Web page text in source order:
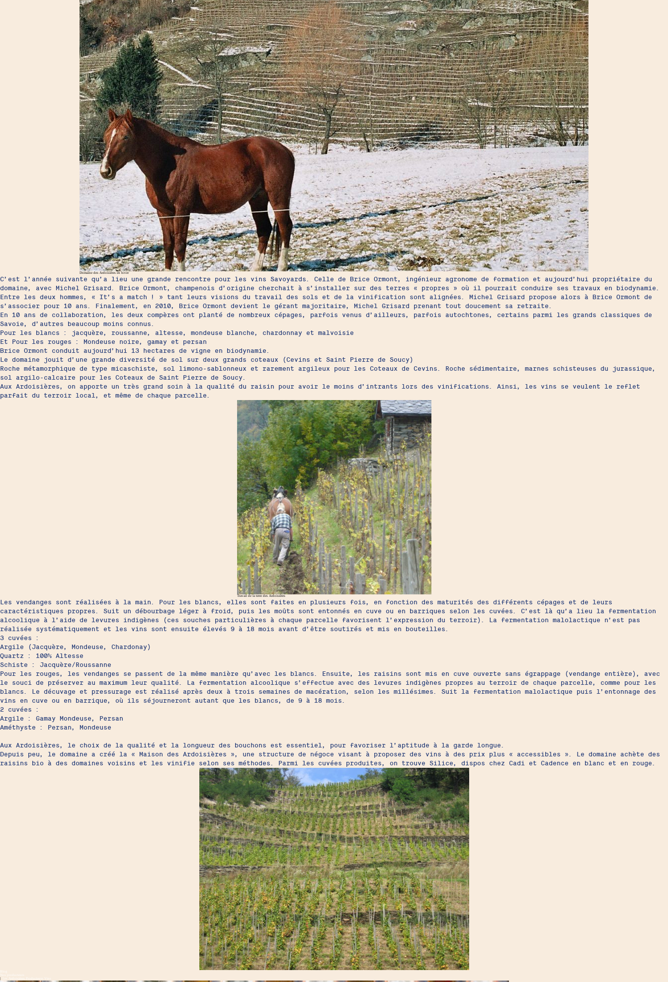
Domaine des Ardoisières en hiver
C’est l’année suivante qu’a lieu une grande rencontre pour les vins Savoyards. Celle de Brice Ormont, ingénieur agronome de formation et aujourd’hui propriétaire du
domaine, avec Michel Grisard. Brice Ormont, champenois d’origine cherchait à s’installer sur des terres « propres » où il pourrait conduire ses travaux en biodynamie.
Entre les deux hommes, « It’s a match ! » tant leurs visions du travail des sols et de la vinification sont alignées. Michel Grisard propose alors à Brice Ormont de
s’associer pour 10 ans. Finalement, en 2010, Brice Ormont devient le gérant majoritaire, Michel Grisard prenant tout doucement sa retraite.
En 10 ans de collaboration, les deux compères ont planté de nombreux cépages, parfois venus d’ailleurs, parfois autochtones, certains parmi les grands classiques de
Savoie, d’autres beaucoup moins connus.
Pour les blancs : jacquère, roussanne, altesse, mondeuse blanche, chardonnay et malvoisie
Et Pour les rouges : Mondeuse noire, gamay et persan
Brice Ormont conduit aujourd’hui 13 hectares de vigne en biodynamie.
Le domaine jouit d’une grande diversité de sol sur deux grands coteaux (Cevins et Saint Pierre de Soucy)
Roche métamorphique de type micaschiste, sol limono-sablonneux et rarement argileux pour les Coteaux de Cevins. Roche sédimentaire, marnes schisteuses du jurassique,
sol argilo-calcaire pour les Coteaux de Saint Pierre de Soucy.
Aux Ardoisières, on apporte un très grand soin à la qualité du raisin pour avoir le moins d’intrants lors des vinifications. Ainsi, les vins se veulent le reflet
parfait du terroir local, et même de chaque parcelle.
Travail de la terre des Ardoisières
Les vendanges sont réalisées à la main. Pour les blancs, elles sont faites en plusieurs fois, en fonction des maturités des différents cépages et de leurs
caractéristiques propres. Suit un débourbage léger à froid, puis les moûts sont entonnés en cuve ou en barriques selon les cuvées. C’est là qu’a lieu la fermentation
alcoolique à l’aide de levures indigènes (ces souches particulières à chaque parcelle favorisent l’expression du terroir). La fermentation malolactique n’est pas
réalisée systématiquement et les vins sont ensuite élevés 9 à 18 mois avant d’être soutirés et mis en bouteilles.
3 cuvées :
Argile (Jacquère, Mondeuse, Chardonay)
Quartz : 100% Altesse
Schiste : Jacquère/Roussanne
Pour les rouges, les vendanges se passent de la même manière qu’avec les blancs. Ensuite, les raisins sont mis en cuve ouverte sans égrappage (vendange entière), avec
le souci de préserver au maximum leur qualité. La fermentation alcoolique s’effectue avec des levures indigènes propres au terroir de chaque parcelle, comme pour les
blancs. Le décuvage et pressurage est réalisé après deux à trois semaines de macération, selon les millésimes. Suit la fermentation malolactique puis l’entonnage des
vins en cuve ou en barrique, où ils séjourneront autant que les blancs, de 9 à 18 mois.
2 cuvées :
Argile : Gamay Mondeuse, Persan
Améthyste : Persan, Mondeuse
Aux Ardoisières, le choix de la qualité et la longueur des bouchons est essentiel, pour favoriser l’aptitude à la garde longue.
Depuis peu, le domaine a créé la « Maison des Ardoisières », une structure de négoce visant à proposer des vins à des prix plus « accessibles ». Le domaine achète des
raisins bio à des domaines voisins et les vinifie selon ses méthodes. Parmi les cuvées produites, on trouve Silice, dispos chez Cadi et Cadence en blanc et en rouge.
Les Ardoisières